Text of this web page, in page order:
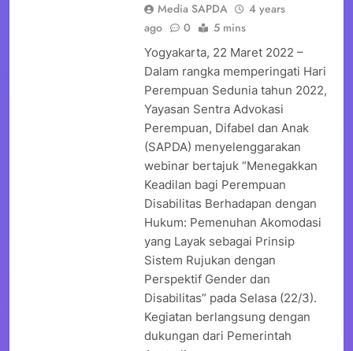
Media SAPDA
4 years
ago
0 5 mins
Yogyakarta, 22 Maret 2022 –
Dalam rangka memperingati Hari
Perempuan Sedunia tahun 2022,
Yayasan Sentra Advokasi
Perempuan, Difabel dan Anak
(SAPDA) menyelenggarakan
webinar bertajuk “Menegakkan
Keadilan bagi Perempuan
Disabilitas Berhadapan dengan
Hukum: Pemenuhan Akomodasi
yang Layak sebagai Prinsip
Sistem Rujukan dengan
Perspektif Gender dan
Disabilitas” pada Selasa (22/3).
Kegiatan berlangsung dengan
dukungan dari Pemerintah